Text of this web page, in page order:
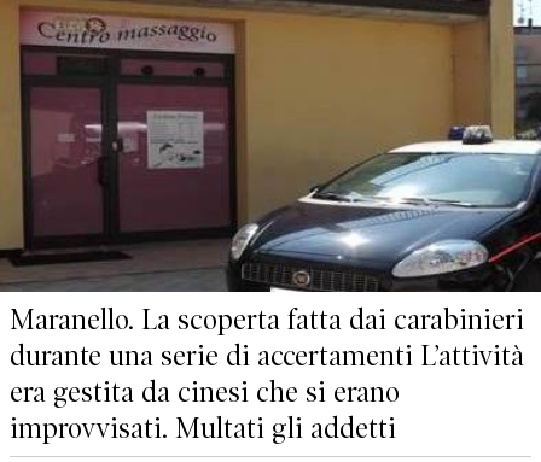
Maranello. La scoperta fatta dai carabinieri
durante una serie di accertamenti L’attività
era gestita da cinesi che si erano
improvvisati. Multati gli addetti